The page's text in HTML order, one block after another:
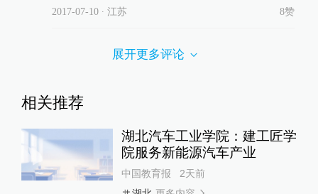
2017-07-10∙ 江苏 8赞
展开更多评论
相关推荐
湖北汽车工业学院：建工匠学
院服务新能源汽车产业
中国教育报
2天前